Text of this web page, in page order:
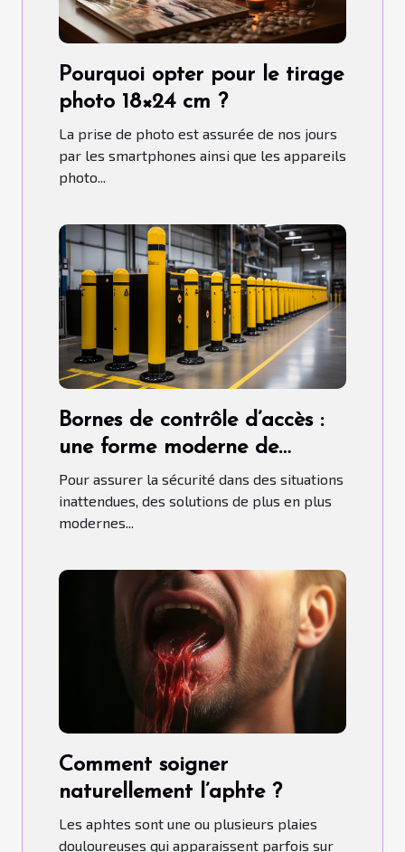
Pourquoi opter pour le tirage
photo 18×24 cm ?
La prise de photo est assurée de nos jours
par les smartphones ainsi que les appareils
photo...
Bornes de contrôle d’accès :
une forme moderne de
contrôle d'accès
Pour assurer la sécurité dans des situations
inattendues, des solutions de plus en plus
modernes...
Comment soigner
naturellement l’aphte ?
Les aphtes sont une ou plusieurs plaies
douloureuses qui apparaissent parfois sur